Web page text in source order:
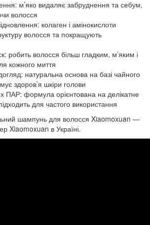
м’яко видаляє забруднення та себум,
волосся
колаген і амінокислоти
волосся та покращують
робить волосся більш гладким, м’яким і
кожного миття
натуральна основа на базі чайного
здоров’я шкіри голови
ПАР: формула орієнтована на делікатне
для частого використання
шампунь для волосся Xiaomoxuan —
Xiaomoxuan в Україні.